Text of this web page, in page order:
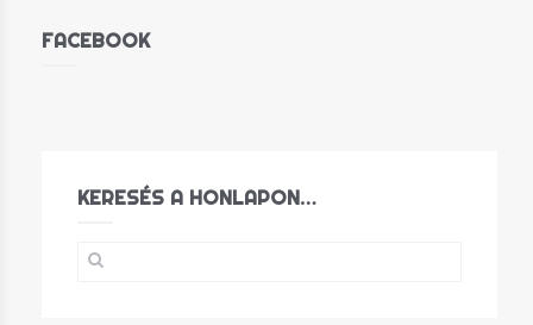
FACEBOOK
KERESÉS A HONLAPON…